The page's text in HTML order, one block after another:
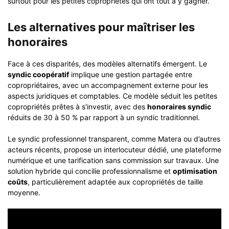
Les alternatives pour maîtriser les
honoraires
Face à ces disparités, des modèles alternatifs émergent. Le
syndic coopératifimplique une gestion partagée entre
copropriétaires, avec un accompagnement externe pour les
aspects juridiques et comptables. Ce modèle séduit les petites
copropriétés prêtes à s’investir, avec des honoraires syndic
réduits de 30 à 50 % par rapport à un syndic traditionnel.
Le syndic professionnel transparent, comme Matera ou d’autres
acteurs récents, propose un interlocuteur dédié, une plateforme
numérique et une tarification sans commission sur travaux. Une
solution hybride qui concilie professionnalisme et optimisation
coûts, particulièrement adaptée aux copropriétés de taille
moyenne.